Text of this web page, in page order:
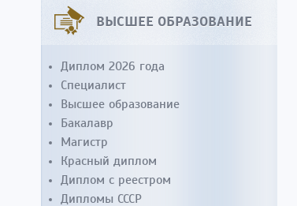
ВЫСШЕЕ ОБРАЗОВАНИЕ
Диплом 2026 года
Специалист
Высшее образование
Бакалавр
Магистр
Красный диплом
Диплом с реестром
Дипломы СССР